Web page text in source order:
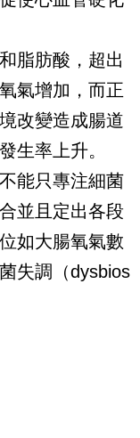
脂肪酸，超出
氣增加，而正
改變造成腸道
生率上升。
能只專注細菌
並且定出各段
如大腸氧氣數
失調（dysbios